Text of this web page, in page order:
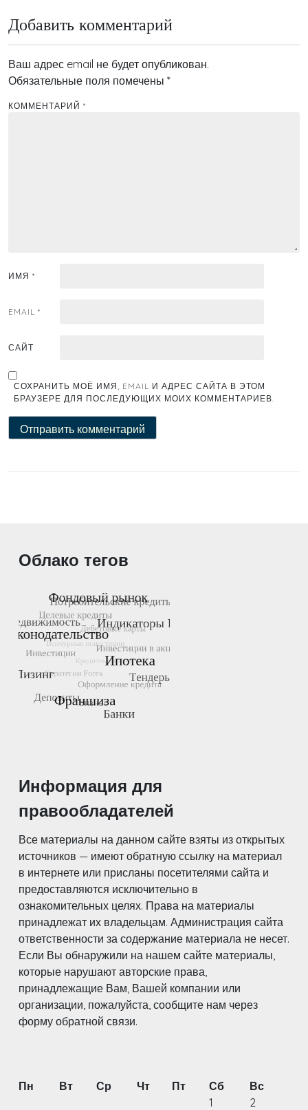
Добавить комментарий
Ваш адрес email не будет опубликован.
Обязательные поля помечены *
КОММЕНТАРИЙ *
ИМЯ *
EMAIL *
САЙТ
СОХРАНИТЬ МОЁ ИМЯ, EMAIL И АДРЕС САЙТА В ЭТОМ
БРАУЗЕРЕ ДЛЯ ПОСЛЕДУЮЩИХ МОИХ КОММЕНТАРИЕВ.
Облако тегов
Информация для
правообладателей
Все материалы на данном сайте взяты из открытых
источников — имеют обратную ссылку на материал
в интернете или присланы посетителями сайта и
предоставляются исключительно в
ознакомительных целях. Права на материалы
принадлежат их владельцам. Администрация сайта
ответственности за содержание материала не несет.
Если Вы обнаружили на нашем сайте материалы,
которые нарушают авторские права,
принадлежащие Вам, Вашей компании или
организации, пожалуйста, сообщите нам через
форму обратной связи.
Пн Вт Ср Чт Пт Сб
Вс
1
2